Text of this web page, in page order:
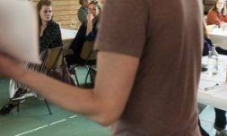
Meld je